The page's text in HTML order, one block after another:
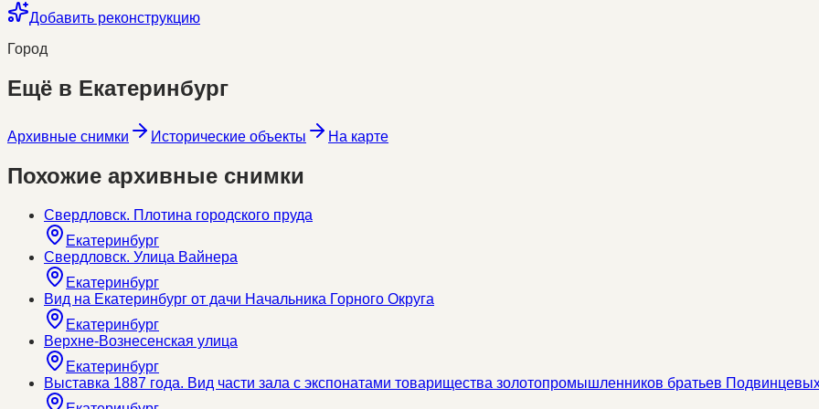
Добавить реконструкцию
Город
Ещё в Екатеринбург
Архивные снимки Исторические объекты На карте
Похожие архивные снимки
Свердловск. Плотина городского пруда
Екатеринбург
Свердловск. Улица Вайнера
Екатеринбург
Вид на Екатеринбург от дачи Начальника Горного Округа
Екатеринбург
Верхне-Вознесенская улица
Екатеринбург
Выставка 1887 года. Вид части зала с экспонатами товарищества золотопромышленников братьев